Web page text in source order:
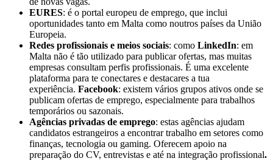
EURES: é o portal europeu de emprego, que inclui
oportunidades tanto em Malta como noutros países da União
Europeia.
Redes profissionais e meios sociais: como LinkedIn: em
Malta não é tão utilizado para publicar ofertas, mas muitas
empresas consultam perfis profissionais. É uma excelente
plataforma para te conectares e destacares a tua
experiência. Facebook: existem vários grupos ativos onde se
publicam ofertas de emprego, especialmente para trabalhos
temporários ou sazonais.
Agências privadas de emprego: estas agências ajudam
candidatos estrangeiros a encontrar trabalho em setores como
finanças, tecnologia ou gaming. Oferecem apoio na
preparação do CV, entrevistas e até na integração profissional.